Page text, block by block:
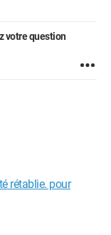
votre question
rétablie. pour